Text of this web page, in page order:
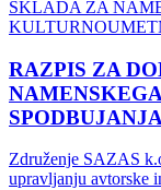
RAZPIS ZA
Združenje SAZAS
upravljanju avtorske